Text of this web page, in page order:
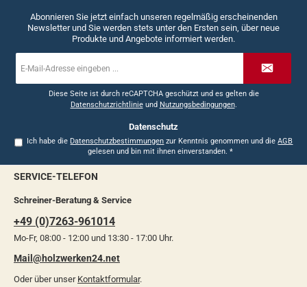
Abonnieren Sie jetzt einfach unseren regelmäßig erscheinenden
Newsletter und Sie werden stets unter den Ersten sein, über neue
Produkte und Angebote informiert werden.
Mail-
Diese Seite ist durch reCAPTCHA geschützt und es gelten die
Datenschutzrichtlinieund Nutzungsbedingungen.
Datenschutz
Ich habe die Datenschutzbestimmungen zur Kenntnis genommen und dieAGB
gelesen und bin mit ihnen einverstanden. *
SERVICE-TELEFON
Schreiner-Beratung & Service
+49 (0)7263-961014
Mo-Fr, 08:00 - 12:00 und 13:30 - 17:00 Uhr.
Mail@holzwerken24.net
Oder über unser Kontaktformular.